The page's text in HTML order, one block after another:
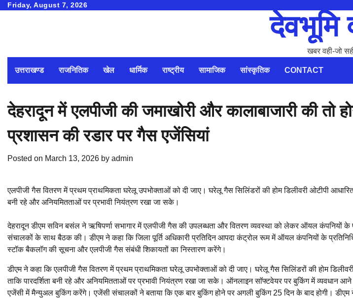
SkipFriday, August 7, 2026
देवभूमि
खबर वही-जो
उत्तराखण्ड राजनितिक खेल धार्मिक राष्ट्रीय सामाजिक सांस्कृतिक CONTACT
देहरादून में एलपीजी की जमाखोरी और कालाबाजारी की तो
प्रशासन की रडार पर गैस एजेंसियां
Posted on March 13, 2026 by admin
एलपीजी गैस वितरण में प्रथम प्राथमिकता घरेलू उपभोक्ताओं को दी जाए। घरेलू गैस सिलिंडरों की होम डिलीवरी ओटीपी आधारित
बनी रहे और अनियमितताओं पर प्रभावी नियंत्रण रखा जा सके।
देहरादून डीएम सविन बसंल ने ऋषिपर्णा सभागार में एलपीजी गैस की उपलब्धता और वितरण व्यवस्था को लेकर ऑयल कंपनियों के
संचालकों के साथ बैठक की। डीएम ने कहा कि जिला पूर्ति अधिकारी प्रतिदिन आपदा कंट्रोल रूम में ऑयल कंपनियों के
स्टॉक बैकलॉग की सूचना और एलपीजी गैस संबंधी शिकायतों का निस्तारण करेंगे।
डीएम ने कहा कि एलपीजी गैस वितरण में प्रथम प्राथमिकता घरेलू उपभोक्ताओं को दी जाए। घरेलू गैस सिलिंडरों की होम
ताकि पारदर्शिता बनी रहे और अनियमितताओं पर प्रभावी नियंत्रण रखा जा सके। ऑनलाइन साॅफ्टवेयर पर बुकिंग में व्यवधान
एजेंसी में मैन्युअल बुकिंग करेंगे। एजेंसी संचालकों ने बताया कि एक बार बुकिंग होने पर अगली बुकिंग 25 दिन के बाद होगी। डीएम ने